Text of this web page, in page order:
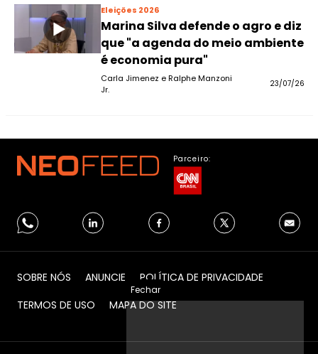
Eleições 2026
Marina Silva defende o agro e diz
que "a agenda do meio ambiente
é economia pura"
Carla Jimenez e Ralphe Manzoni
Jr.
23/07/26
Fechar
Parceiro:
SOBRE NÓS ANUNCIE
POLÍTICA DE PRIVACIDADE
TERMOS DE USO
MAPA DO SITE